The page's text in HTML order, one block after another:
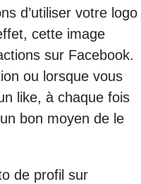
d’utiliser votre logo
cette image
sur Facebook.
ou lorsque vous
like, à chaque fois
bon moyen de le
de profil sur